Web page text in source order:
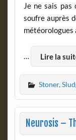
Je ne sais
soufre auprès
météorologues
… Lire la
Stoner,
Neurosis –